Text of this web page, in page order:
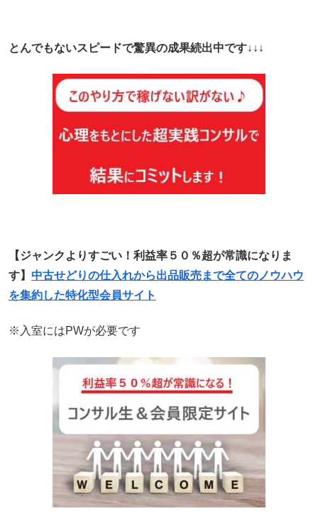
とんでもないスピードで驚異の成果続出中です↓↓↓
【ジャンクよりすごい！利益率５０％超が常識になりま
す】 中古せどりの仕入れから出品販売まで全てのノウハウ
を集約した特化型会員サイト
※入室にはPWが必要です